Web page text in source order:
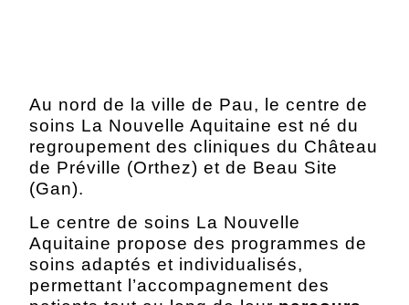
Au nord de la ville de Pau, le centre de
soins La Nouvelle Aquitaine est né du
regroupement des cliniques du Château
de Préville (Orthez) et de Beau Site
(Gan).
Le centre de soins La Nouvelle
Aquitaine propose des programmes de
soins adaptés et individualisés,
permettant l’accompagnement des